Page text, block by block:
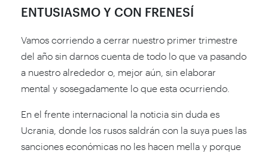
ENTUSIASMO Y CON FRENESÍ
Vamos corriendo a cerrar nuestro primer trimestre
del año sin darnos cuenta de todo lo que va pasando
a nuestro alrededor o, mejor aún, sin elaborar
mental y sosegadamente lo que esta ocurriendo.
En el frente internacional la noticia sin duda es
Ucrania, donde los rusos saldrán con la suya pues las
sanciones económicas no les hacen mella y porque